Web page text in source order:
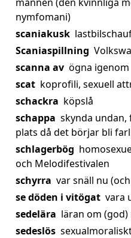
nymfomani)
scaniakusk
Scaniaspillning
scanna av ögna igenom
scat koprofili, sexuell
schackra köpslå
schappa skynda undan,
plats då det börjar bli
schlagerbög
och Melodifestivalen
schyrra var snäll nu
se döden i vitögat vara
sedelära läran om (god)
sedeslös